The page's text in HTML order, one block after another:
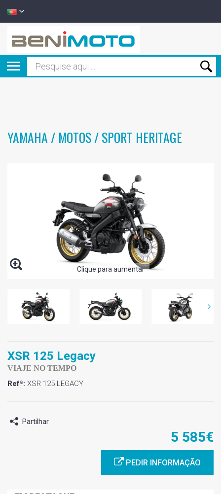
YAMAHA / MOTOS / SPORT HERITAGE
Clique para aumentar
XSR 125 Legacy
VIAJE NO TEMPO
Refª: XSR 125 LEGACY
Partilhar
5 585€
PEDIR INFORMAÇÃO